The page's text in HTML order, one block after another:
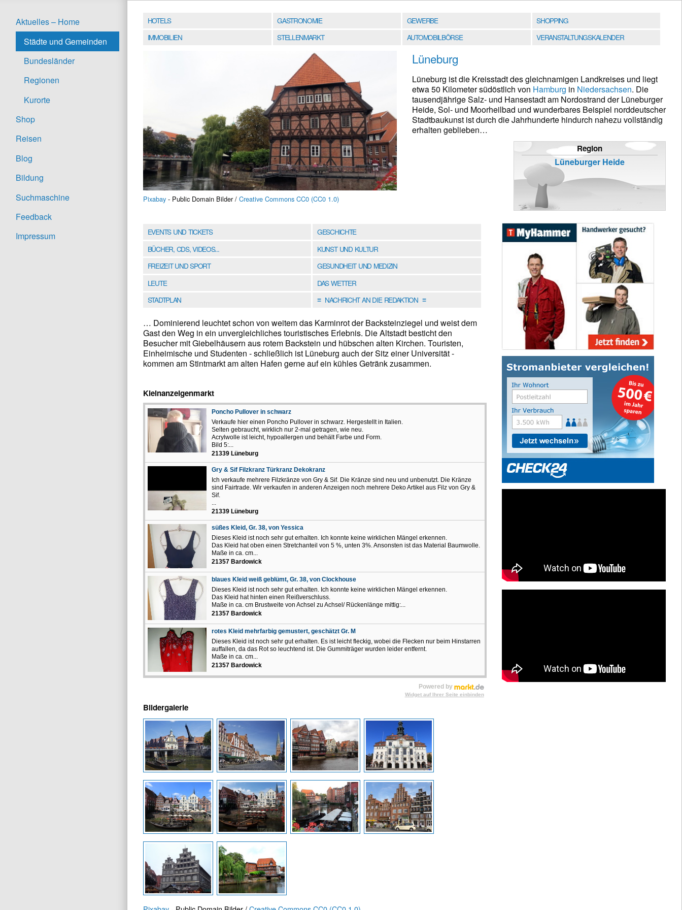
Aktuelles – Home
Städte und Gemeinden
Bundesländer
Regionen
Kurorte
Shop
Reisen
Blog
Bildung
Suchmaschine
Feedback
Impressum
HOTELS GASTRONOMIE GEWERBE
SHOPPING
IMMOBILIEN
STELLENMARKT AUTOMOBILBÖRSE VERANSTALTUNGSKALENDER
Pixabay - Public Domain Bilder / Creative Commons CC0 (CC0 1.0)
Lüneburg
Lüneburg ist die Kreisstadt des gleichnamigen Landkreises und liegt
etwa 50 Kilometer südöstlich von Hamburg in Niedersachsen. Die
tausendjährige Salz- und Hansestadt am Nordostrand der Lüneburger
Heide, Sol- und Moorheilbad und wunderbares Beispiel norddeutscher
Stadtbaukunst ist durch die Jahrhunderte hindurch nahezu vollständig
erhalten geblieben…
Region
Lüneburger Heide
EVENTS UND TICKETS
GESCHICHTE
BÜCHER, CDS, VIDEOS...
KUNST UND KULTUR
FREIZEIT UND SPORT
GESUNDHEIT UND MEDIZIN
LEUTE
DAS WETTER
STADTPLAN
≡NACHRICHT AN DIE REDAKTION ≡
… Dominierend leuchtet schon von weitem das Karminrot der Backsteinziegel und weist dem
Gast den Weg in ein unvergleichliches touristisches Erlebnis. Die Altstadt besticht den
Besucher mit Giebelhäusern aus rotem Backstein und hübschen alten Kirchen. Touristen,
Einheimische und Studenten - schließlich ist Lüneburg auch der Sitz einer Universität -
kommen am Stintmarkt am alten Hafen gerne auf ein kühles Getränk zusammen.
Kleinanzeigenmarkt
Poncho Pullover in schwarz
Verkaufe hier einen Poncho Pullover in schwarz. Hergestellt in Italien.
Selten gebraucht, wirklich nur 2-mal getragen, wie neu.
Acrylwolle ist leicht, hypoallergen und behält Farbe und Form.
Bild 5:...
21339 Lüneburg
Gry & Sif Filzkranz Türkranz Dekokranz
Ich verkaufe mehrere Filzkränze von Gry & Sif. Die Kränze sind neu und unbenutzt. Die Kränze
sind Fairtrade. Wir verkaufen in anderen Anzeigen noch mehrere Deko Artikel aus Filz von Gry &
Sif.
...
21339 Lüneburg
süßes Kleid, Gr. 38, von Yessica
Dieses Kleid ist noch sehr gut erhalten. Ich konnte keine wirklichen Mängel erkennen.
Das Kleid hat oben einen Stretchanteil von 5 %, unten 3%. Ansonsten ist das Material Baumwolle.
Maße in ca. cm...
21357 Bardowick
blaues Kleid weiß geblümt, Gr. 38, von Clockhouse
Dieses Kleid ist noch sehr gut erhalten. Ich konnte keine wirklichen Mängel erkennen.
Das Kleid hat hinten einen Reißverschluss.
Maße in ca. cm Brustweite von Achsel zu Achsel/ Rückenlänge mittig:...
21357 Bardowick
rotes Kleid mehrfarbig gemustert, geschätzt Gr. M
Dieses Kleid ist noch sehr gut erhalten. Es ist leicht fleckig, wobei die Flecken nur beim Hinstarren
auffallen, da das Rot so leuchtend ist. Die Gummiträger wurden leider entfernt.
Maße in ca. cm...
21357 Bardowick
Powered by
Widget auf Ihrer Seite einbinden
Bildergalerie